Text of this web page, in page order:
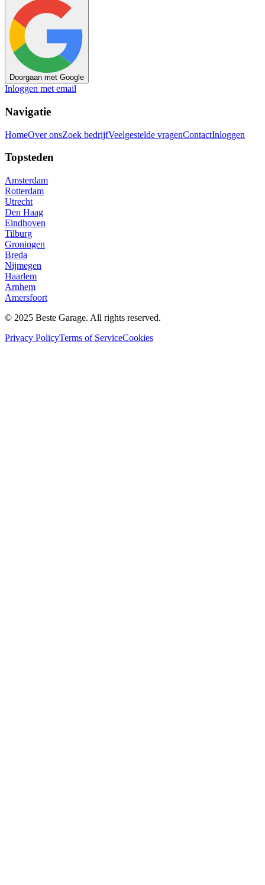
Doorgaan met Google
Inloggen met email
Navigatie
HomeOver onsZoek bedrijfVeelgestelde vragenContactInloggen
Topsteden
Amsterdam
Rotterdam
Utrecht
Den Haag
Eindhoven
Tilburg
Groningen
Breda
Nijmegen
Haarlem
Arnhem
Amersfoort
© 2025 Beste Garage. All rights reserved.
Privacy PolicyTerms of ServiceCookies